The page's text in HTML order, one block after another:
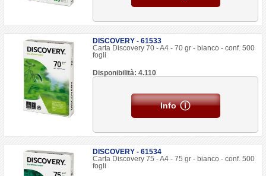
DISCOVERY - 61533
Carta Discovery 70 - A4 - 70 gr - bianco - conf. 500
fogli
Disponibilità: 4.110
Info
DISCOVERY - 61534
Carta Discovery 75 - A4 - 75 gr - bianco - conf. 500
fogli